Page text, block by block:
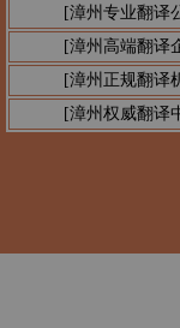
[漳州专业翻译
[漳州高端翻译
[漳州正规翻译
[漳州权威翻译